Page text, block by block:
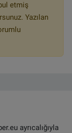
etmiş
Yazılan
ayrıcalığıyla